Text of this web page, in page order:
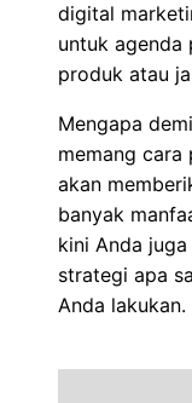
digital
untuk agenda
produk atau
Mengapa
memang cara
akan
banyak
kini Anda
strategi apa
Anda lakukan.